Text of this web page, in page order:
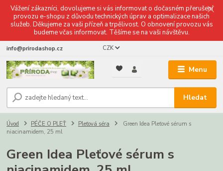
Vážení zákazníci, dovolujeme si vás informovat o dočasném přerušení
provozu e-shopu z důvodu technických úprav a optimalizace našich
služeb. Děkujeme za vaši přízeň a trpělivost. O obnovení provozu vás
budeme včas informovat. Těšíme se na vaši návštěvu.
Menu
CZK
Hledat
info@prirodashop.cz
Úvod PÉČE O PLEŤ Pleťová séra
Green Idea Pleťové sérum s
niacinamidem, 25 ml
Green Idea Pleťové sérum s